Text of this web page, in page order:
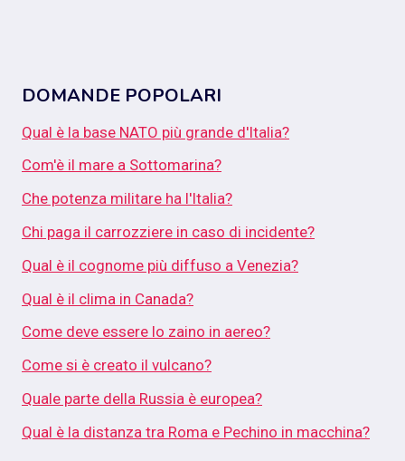
DOMANDE POPOLARI
Qual è la base NATO più grande d'Italia?
Com'è il mare a Sottomarina?
Che potenza militare ha l'Italia?
Chi paga il carrozziere in caso di incidente?
Qual è il cognome più diffuso a Venezia?
Qual è il clima in Canada?
Come deve essere lo zaino in aereo?
Come si è creato il vulcano?
Quale parte della Russia è europea?
Qual è la distanza tra Roma e Pechino in macchina?